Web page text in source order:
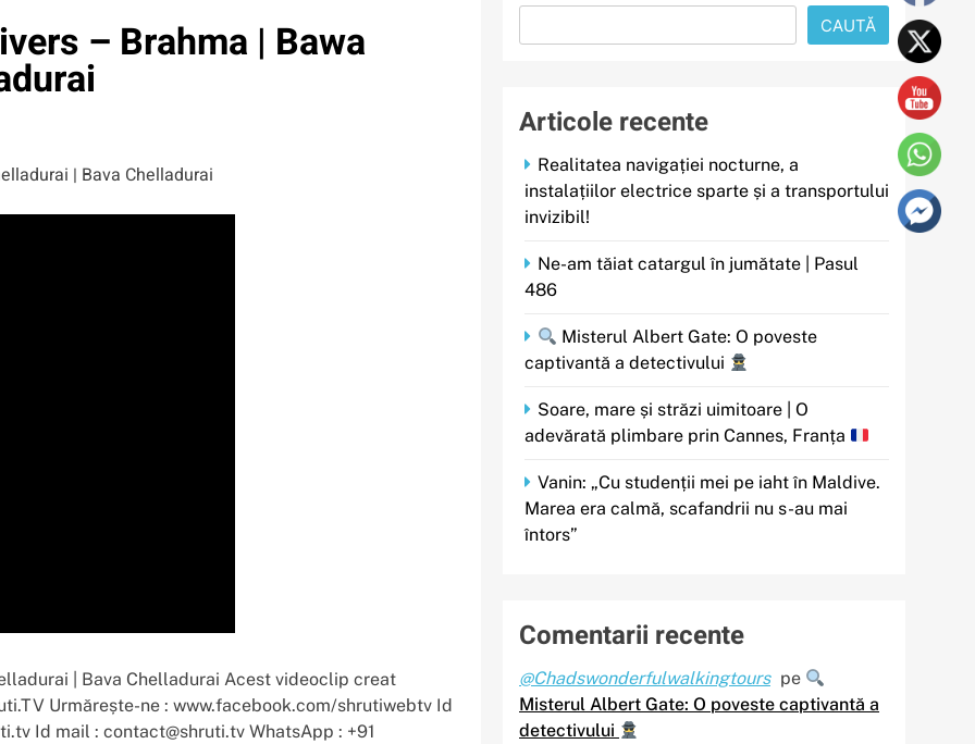
– Brahma | Bawa
| Bava Chelladurai Acest videoclip creat
Urmărește-ne : www.facebook.com/shrutiwebtv Id
Id mail : contact@shruti.tv WhatsApp : +91
CAUTĂ
Articole recente
Realitatea navigației nocturne, a
instalațiilor electrice sparte și a transportului
invizibil!
Ne-am tăiat catargul în jumătate | Pasul
486
Misterul Albert Gate: O poveste
captivantă a detectivului
Soare, mare și străzi uimitoare | O
adevărată plimbare prin Cannes, Franța
Vanin: „Cu studenții mei pe iaht în Maldive.
Marea era calmă, scafandrii nu s-au mai
întors”
Comentarii recente
@Chadswonderfulwalkingtours pe
Misterul Albert Gate: O poveste captivantă a
detectivului